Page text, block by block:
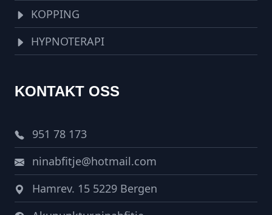
KOPPING
HYPNOTERAPI
KONTAKT OSS
951 78 173
ninabfitje@hotmail.com
Hamrev. 15 5229 Bergen